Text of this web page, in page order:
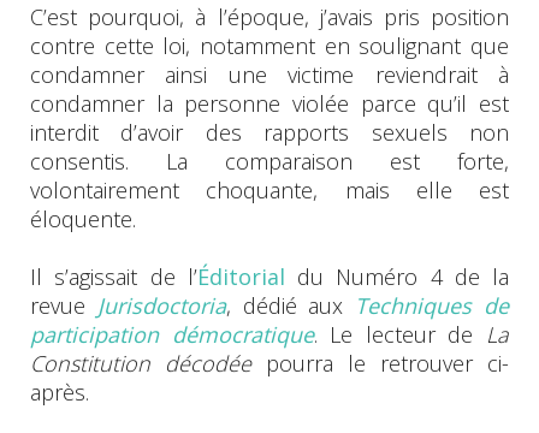
C’est pourquoi, à l’époque, j’avais pris position
contre cette loi, notamment en soulignant que
condamner ainsi une victime reviendrait à
condamner la personne violée parce qu’il est
interdit d’avoir des rapports sexuels non
consentis. La comparaison est forte,
volontairement choquante, mais elle est
éloquente.
Il s’agissait de l’Éditorial du Numéro 4 de la
revue Jurisdoctoria, dédié aux Techniques de
participation démocratique. Le lecteur de La
Constitution décodéepourra le retrouver ci-
après.